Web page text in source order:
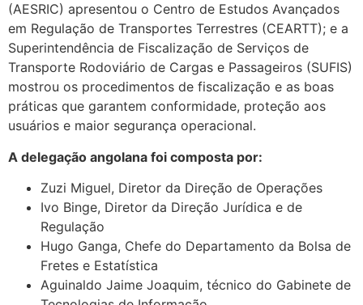
(AESRIC) apresentou o Centro de Estudos Avançados
em Regulação de Transportes Terrestres (CEARTT); e a
Superintendência de Fiscalização de Serviços de
Transporte Rodoviário de Cargas e Passageiros (SUFIS)
mostrou os procedimentos de fiscalização e as boas
práticas que garantem conformidade, proteção aos
usuários e maior segurança operacional.
A delegação angolana foi composta por:
Zuzi Miguel, Diretor da Direção de Operações
Ivo Binge, Diretor da Direção Jurídica e de
Regulação
Hugo Ganga, Chefe do Departamento da Bolsa de
Fretes e Estatística
Aguinaldo Jaime Joaquim, técnico do Gabinete de